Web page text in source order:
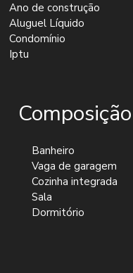
Ano de construção
Aluguel Líquido
Condomínio
Iptu
Composição
Banheiro
Vaga de garagem
Cozinha integrada
Sala
Dormitório